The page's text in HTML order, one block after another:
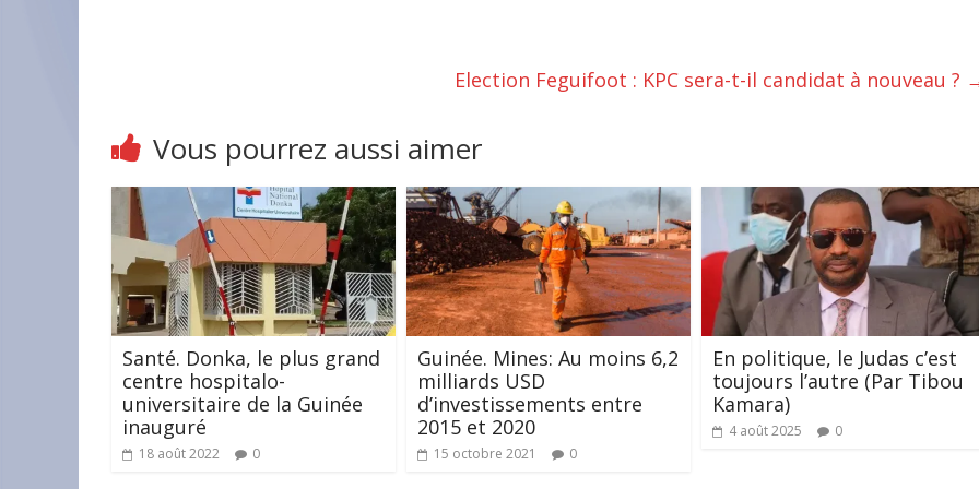
Election Feguifoot : KPC sera-t-il candidat à nouveau ?
Vous pourrez aussi aimer
Santé. Donka, le plus grand
centre hospitalo-
universitaire de la Guinée
inauguré
18 août 2022 0
Guinée. Mines: Au moins 6,2
milliards USD
d’investissements entre
2015 et 2020
15 octobre 2021 0
En politique, le Judas c’est
toujours l’autre (Par Tibou
Kamara)
4 août 2025 0